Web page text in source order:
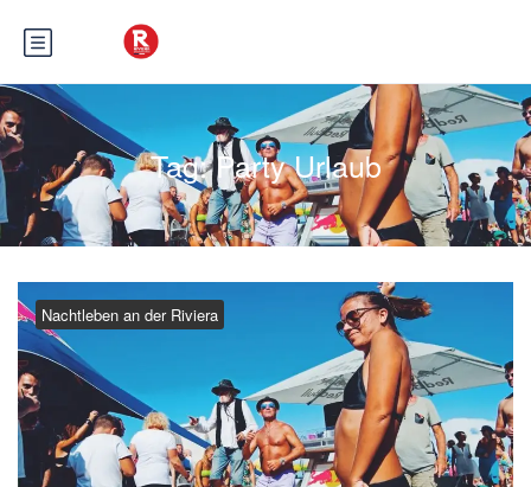
Tag:Party Urlaub
Nachtleben an der Riviera